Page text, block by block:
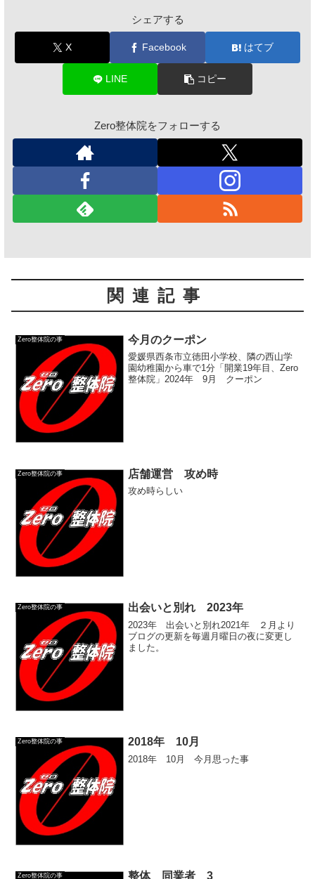
シェアする
X Facebook はてブ
LINE コピー
Zero整体院をフォローする
関連記事
Zero整体院の事 今月のクーポン
愛媛県西条市立徳田小学校、隣の西山学
園幼稚園から車で1分「開業19年目、Zero
整体院」2024年 9月 クーポン
Zero整体院の事 店舗運営 攻め時
攻め時らしい
Zero整体院の事 出会いと別れ 2023年
2023年 出会いと別れ2021年 ２月より
ブログの更新を毎週月曜日の夜に変更し
ました。
Zero整体院の事 2018年 10月
2018年 10月 今月思った事
Zero整体院の事 整体 同業者 3